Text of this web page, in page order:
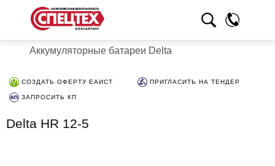
Аккумуляторные батареи Delta
СОЗДАТЬ ОФЕРТУ ЕАИСТ ПРИГЛАСИТЬ НА ТЕНДЕР
ЗАПРОСИТЬ КП
Delta HR 12-5